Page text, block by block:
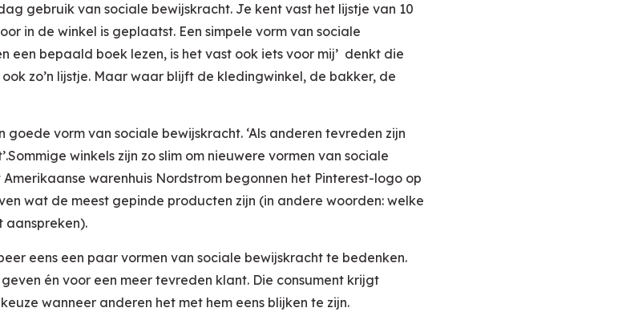
gebruik van sociale bewijskracht. Je kent vast het lijstje van 10
in de winkel is geplaatst. Een simpele vorm van sociale
een bepaald boek lezen, is het vast ook iets voor mij’ denkt die
zo’n lijstje. Maar waar blijft de kledingwinkel, de bakker, de
goede vorm van sociale bewijskracht. ‘Als anderen tevreden zijn
winkels zijn zo slim om nieuwere vormen van sociale
warenhuis Nordstrom begonnen het Pinterest-logo op
wat de meest gepinde producten zijn (in andere woorden: welke
aanspreken).
eens een paar vormen van sociale bewijskracht te bedenken.
én voor een meer tevreden klant. Die consument krijgt
wanneer anderen het met hem eens blijken te zijn.